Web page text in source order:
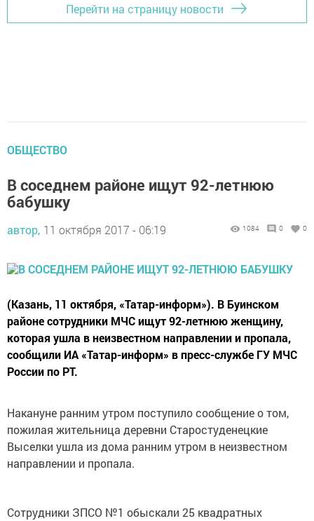
Перейти на страницу новости
ОБЩЕСТВО
В соседнем районе ищут 92-летнюю
бабушку
автор, 11 октября 2017 - 06:19 1084 0 0
(Казань, 11 октября, «Татар-информ»). В Буинском
районе сотрудники МЧС ищут 92-летнюю женщину,
которая ушла в неизвестном направлении и пропала,
сообщили ИА «Татар-информ» в пресс-службе ГУ МЧС
России по РТ.
Накануне ранним утром поступило сообщение о том,
пожилая жительница деревни Старостуденецкие
Выселки ушла из дома ранним утром в неизвестном
направлении и пропала.
Сотрудники ЗПСО №1 обыскали 25 квадратных